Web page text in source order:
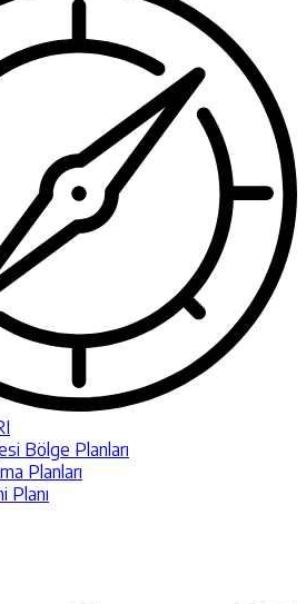
Bölge Planları
Planları
Planı